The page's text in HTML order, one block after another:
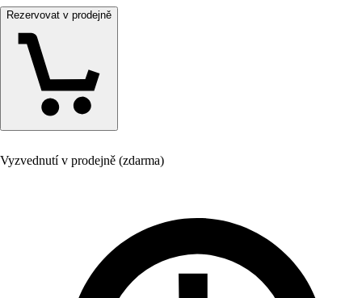
Rezervovat v prodejně
Vyzvednutí v prodejně (zdarma)